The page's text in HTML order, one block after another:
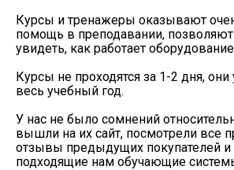
Курсы и тренажеры оказывают
помощь в преподавании,
увидеть, как работает
Курсы не проходятся за 1-2 дня, они
весь учебный год.
У нас не было сомнений
вышли на их сайт, посмотрели все
отзывы предыдущих покупателей
подходящие нам обучающие